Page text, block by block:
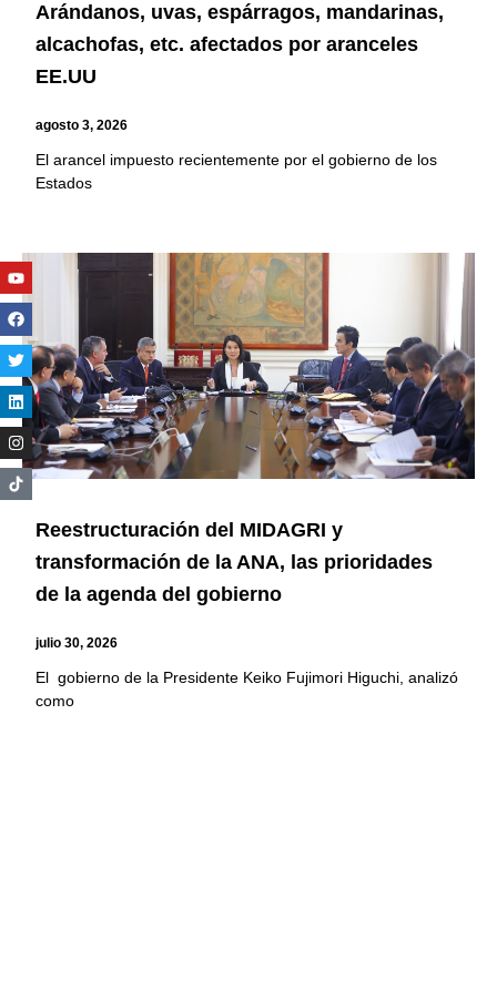
Arándanos, uvas, espárragos, mandarinas,
alcachofas, etc. afectados por aranceles
EE.UU
agosto 3, 2026
El arancel impuesto recientemente por el gobierno de los
Estados
Reestructuración del MIDAGRI y
transformación de la ANA, las prioridades
de la agenda del gobierno
julio 30, 2026
El gobierno de la Presidente Keiko Fujimori Higuchi, analizó
como
Youtube
Facebook
Twitter
Linkedin
Instagram